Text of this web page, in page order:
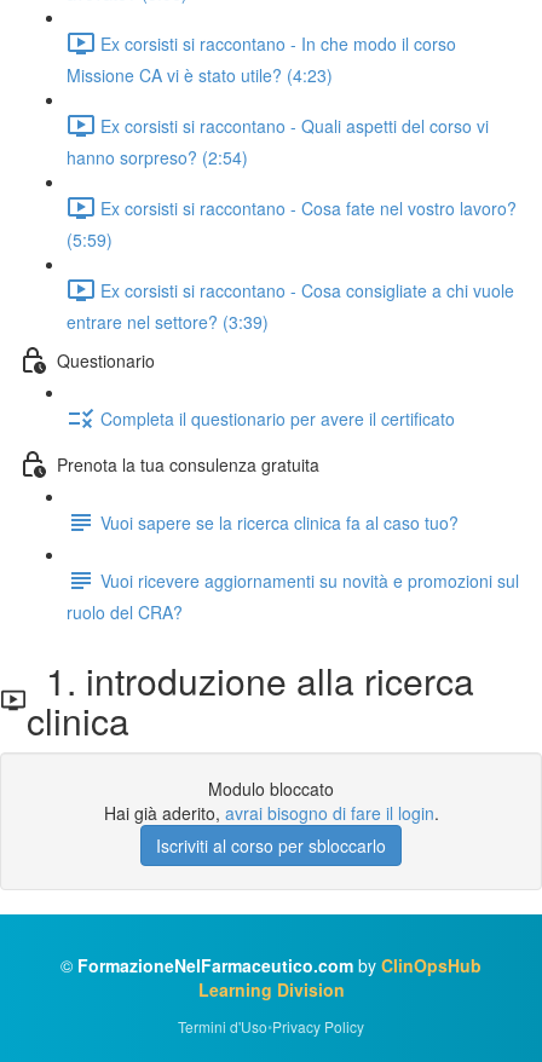
Ex corsisti si raccontano - In che modo il corso
Missione CA vi è stato utile? (4:23)
Ex corsisti si raccontano - Quali aspetti del corso vi
hanno sorpreso? (2:54)
Ex corsisti si raccontano - Cosa fate nel vostro lavoro?
(5:59)
Ex corsisti si raccontano - Cosa consigliate a chi vuole
entrare nel settore? (3:39)
Questionario
Completa il questionario per avere il certificato
Prenota la tua consulenza gratuita
Vuoi sapere se la ricerca clinica fa al caso tuo?
Vuoi ricevere aggiornamenti su novità e promozioni sul
ruolo del CRA?
1. introduzione alla ricerca
clinica
Modulo bloccato
Hai già aderito, avrai bisogno di fare il login.
Iscriviti al corso per sbloccarlo
© FormazioneNelFarmaceutico.com by ClinOpsHub
Learning Division
Termini d'Uso•Privacy Policy